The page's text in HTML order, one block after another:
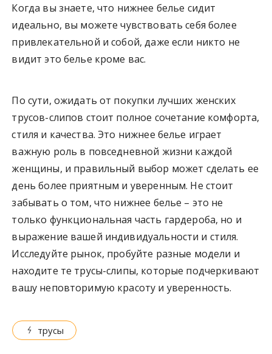
Когда вы знаете, что нижнее белье сидит
идеально, вы можете чувствовать себя более
привлекательной и собой, даже если никто не
видит это белье кроме вас.
По сути, ожидать от покупки лучших женских
трусов-слипов стоит полное сочетание комфорта,
стиля и качества. Это нижнее белье играет
важную роль в повседневной жизни каждой
женщины, и правильный выбор может сделать ее
день более приятным и уверенным. Не стоит
забывать о том, что нижнее белье – это не
только функциональная часть гардероба, но и
выражение вашей индивидуальности и стиля.
Исследуйте рынок, пробуйте разные модели и
находите те трусы-слипы, которые подчеркивают
вашу неповторимую красоту и уверенность.
трусы